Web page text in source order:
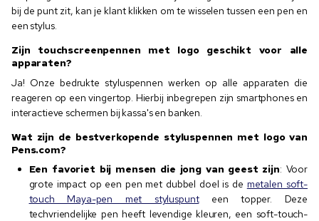
bij de punt zit, kan je klant klikken om te wisselen tussen een pen en
een stylus.
Zijn touchscreenpennen met logo geschikt voor alle
apparaten?
Ja! Onze bedrukte styluspennen werken op alle apparaten die
reageren op een vingertop. Hierbij inbegrepen zijn smartphones en
interactieve schermen bij kassa's en banken.
Wat zijn de bestverkopende styluspennen met logo van
Pens.com?
Een favoriet bij mensen die jong van geest zijn: Voor
grote impact op een pen met dubbel doel is de metalen soft-
touch Maya-pen met styluspunteen topper. Deze
techvriendelijke pen heeft levendige kleuren, een soft-touch-